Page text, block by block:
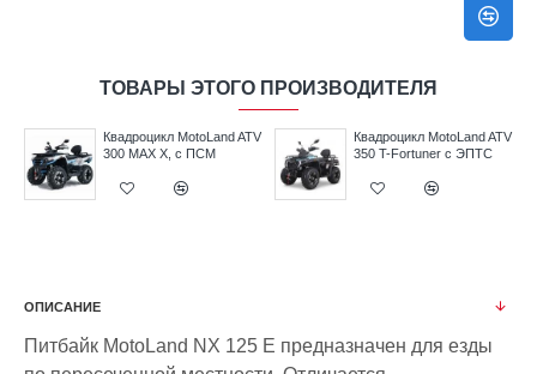
ТОВАРЫ ЭТОГО ПРОИЗВОДИТЕЛЯ
Квадроцикл MotoLand ATV
300 MAX X, с ПСМ
Квадроцикл MotoLand ATV
350 T-Fortuner с ЭПТС
ОПИСАНИЕ
Питбайк MotoLand NX 125 E предназначен для езды